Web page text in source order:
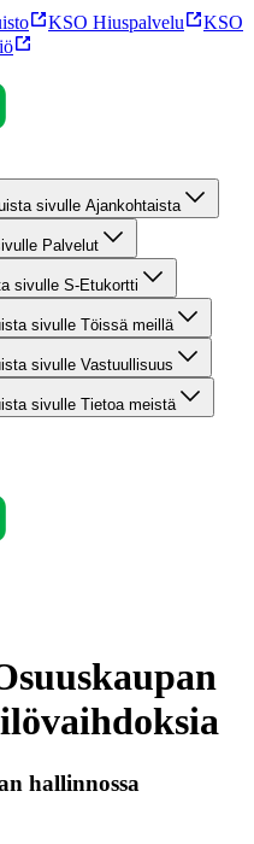
KSO Hiuspalvelu
KSO
sivulle Ajankohtaista
Palvelut
sivulle S-Etukortti
sivulle Töissä meillä
sivulle Vastuullisuus
sivulle Tietoa meistä
hallinnossa